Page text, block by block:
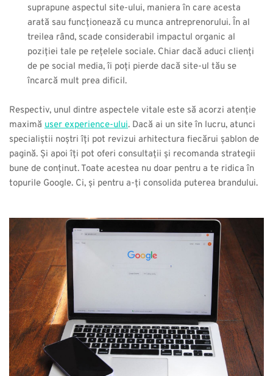
suprapune aspectul site-ului, maniera în care acesta
arată sau funcționează cu munca antreprenorului. În al
treilea rând, scade considerabil impactul organic al
poziției tale pe rețelele sociale. Chiar dacă aduci clienți
de pe social media, îi poți pierde dacă site-ul tău se
încarcă mult prea dificil.
Respectiv, unul dintre aspectele vitale este să acorzi atenție
maximă user experience-ului. Dacă ai un site în lucru, atunci
specialiștii noștri îți pot revizui arhitectura fiecărui șablon de
pagină. Și apoi îți pot oferi consultații și recomanda strategii
bune de conținut. Toate acestea nu doar pentru a te ridica în
topurile Google. Ci, și pentru a-ți consolida puterea brandului.